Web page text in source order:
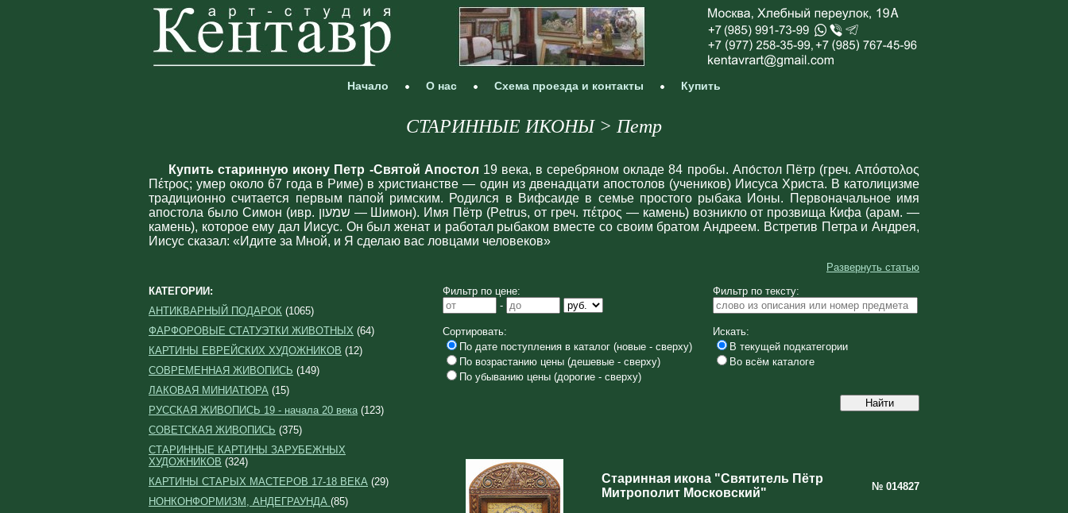
Начало О нас Схема проезда и контакты Купить
СТАРИННЫЕ ИКОНЫ > Петр
Купить старинную икону Петр -Святой Апостол 19 века, в серебряном окладе 84 пробы. Апо́стол Пётр (греч. Απόστολος
Πέτρος; умер около 67 года в Риме) в христианстве — один из двенадцати апостолов (учеников) Иисуса Христа. В католицизме
традиционно считается первым папой римским. Родился в Вифсаиде в семье простого рыбака Ионы. Первоначальное имя
апостола было Симон (ивр. שמעון‎ — Шимон). Имя Пётр (Petrus, от греч. πέτρος — камень) возникло от прозвища Кифа (арам. —
камень), которое ему дал Иисус. Он был женат и работал рыбаком вместе со своим братом Андреем. Встретив Петра и Андрея,
Иисус сказал: «Идите за Мной, и Я сделаю вас ловцами человеков»
Развернуть статью
КАТЕГОРИИ:
АНТИКВАРНЫЙ ПОДАРОК (1065)
ФАРФОРОВЫЕ СТАТУЭТКИ ЖИВОТНЫХ (64)
КАРТИНЫ ЕВРЕЙСКИХ ХУДОЖНИКОВ (12)
СОВРЕМЕННАЯ ЖИВОПИСЬ (149)
ЛАКОВАЯ МИНИАТЮРА (15)
РУССКАЯ ЖИВОПИСЬ 19 - начала 20 века(123)
СОВЕТСКАЯ ЖИВОПИСЬ (375)
СТАРИННЫЕ КАРТИНЫ ЗАРУБЕЖНЫХ
ХУДОЖНИКОВ (324)
КАРТИНЫ СТАРЫХ МАСТЕРОВ 17-18 ВЕКА (29)
НОНКОНФОРМИЗМ, АНДЕГРАУНДА (85)
Фильтр по цене:
-
Фильтр по тексту:
Сортировать:
По дате поступления в каталог (новые - сверху)
По возрастанию цены (дешевые - сверху)
По убыванию цены (дорогие - сверху)
Искать:
В текущей подкатегории
Во всём каталоге
Старинная икона "Святитель Пётр
Митрополит Московский"
№ 014827